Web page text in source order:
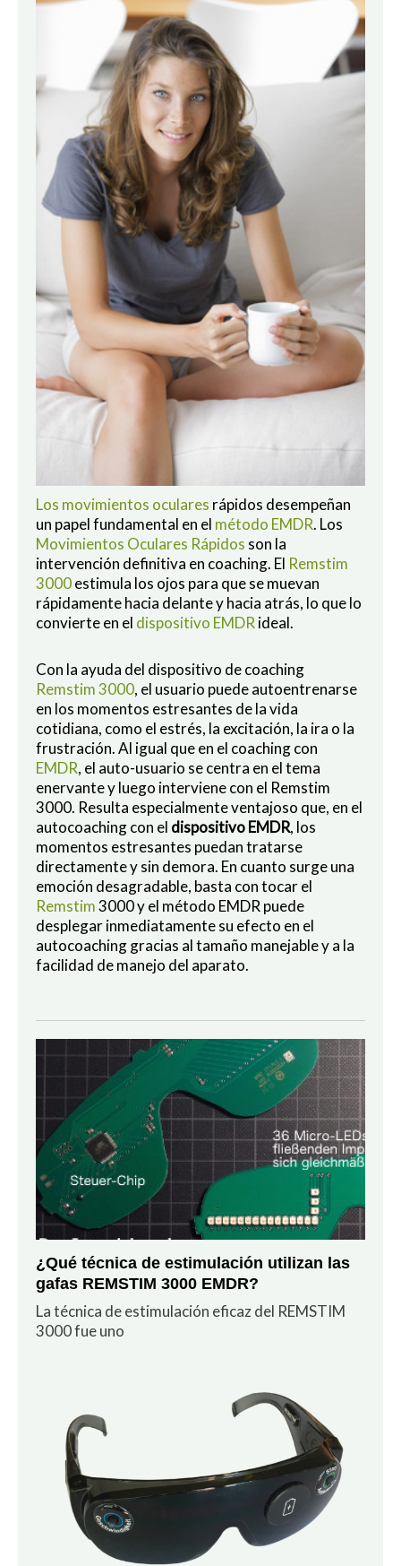
Los movimientos oculares rápidos desempeñan
un papel fundamental en el método EMDR. Los
Movimientos Oculares Rápidos son la
intervención definitiva en coaching. El Remstim
3000estimula los ojos para que se muevan
rápidamente hacia delante y hacia atrás, lo que lo
convierte en el dispositivo EMDRideal.
Con la ayuda del dispositivo de coaching
Remstim 3000, el usuario puede autoentrenarse
en los momentos estresantes de la vida
cotidiana, como el estrés, la excitación, la ira o la
frustración. Al igual que en el coaching con
EMDR, el auto-usuario se centra en el tema
enervante y luego interviene con el Remstim
3000. Resulta especialmente ventajoso que, en el
autocoaching con el dispositivo EMDR, los
momentos estresantes puedan tratarse
directamente y sin demora. En cuanto surge una
emoción desagradable, basta con tocar el
Remstim3000 y el método EMDR puede
desplegar inmediatamente su efecto en el
autocoaching gracias al tamaño manejable y a la
facilidad de manejo del aparato.
¿Qué técnica de estimulación utilizan las
gafas REMSTIM 3000 EMDR?
La técnica de estimulación eficaz del REMSTIM
3000 fue uno